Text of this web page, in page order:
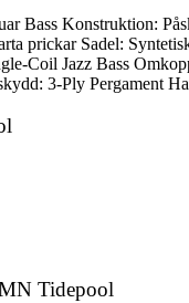
Bass Konstruktion:
prickar Sadel:
Coil Jazz Bass
3-Ply Pergament
Tidepool